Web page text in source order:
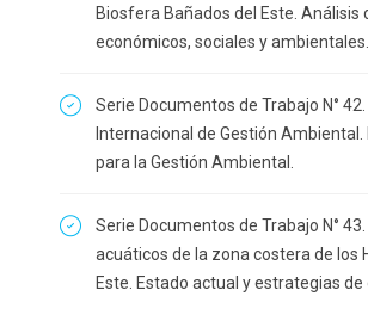
Biosfera Bañados del Este. Análisis
económicos, sociales y ambientales.
Serie Documentos de Trabajo N°
Internacional de Gestión
para la Gestión Ambiental.
Serie Documentos de Trabajo N°
acuáticos de la zona costera de los
Este. Estado actual y estrategias de